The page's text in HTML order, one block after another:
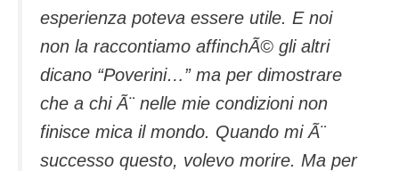
esperienza poteva essere utile. E noi
non la raccontiamo affinchÃ© gli altri
dicano “Poverini…” ma per dimostrare
che a chi Ã¨ nelle mie condizioni non
finisce mica il mondo. Quando mi Ã¨
successo questo, volevo morire. Ma per